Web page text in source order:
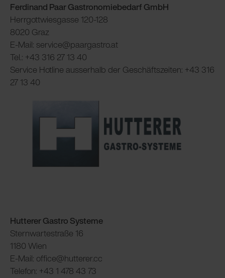
Ferdinand Paar Gastronomiebedarf GmbH
Herrgottwiesgasse 120-128
8020 Graz
E-Mail: service@paargastro.at
Tel.: +43 316 27 13 40
Service Hotline ausserhalb der Geschäftszeiten: +43 316
27 13 40
Hutterer Gastro Systeme
Sternwartestraße 16
1180 Wien
E-Mail: office@hutterer.cc
Telefon: +43 1 478 43 73